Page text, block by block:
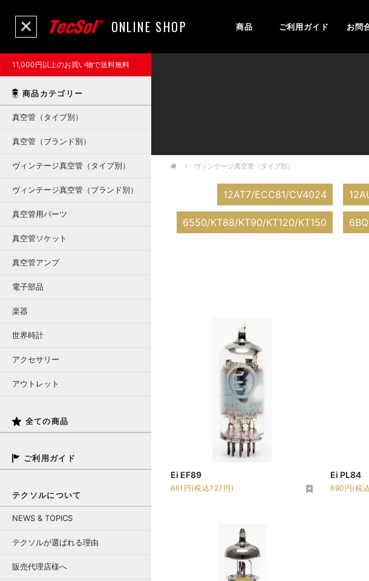
ONLINE SHOP 商品 ご利用ガイド お問
11,000円以上のお買い物で送料無料
商品カテゴリー
真空管（タイプ別）
真空管（ブランド別）
ヴィンテージ真空管（タイプ別）
ヴィンテージ真空管（ブランド別）
真空管用パーツ
真空管ソケット
真空管アンプ
電子部品
楽器
世界時計
アクセサリー
アウトレット
全ての商品
ご利用ガイド
テクソルについて
NEWS & TOPICS
テクソルが選ばれる理由
販売代理店様へ
ヴィンテージ真空管（タイプ別）
12AT7/ECC81/CV4024
6550/KT88/KT90/KT120/KT150
Ei EF89
661円(税込727円)
Ei PL84
690円(税